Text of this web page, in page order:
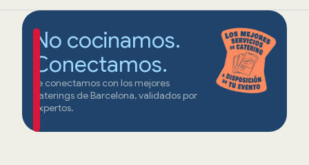
No cocinamos.
Conectamos.
Te conectamos con los mejores
caterings de Barcelona, validados por
expertos.